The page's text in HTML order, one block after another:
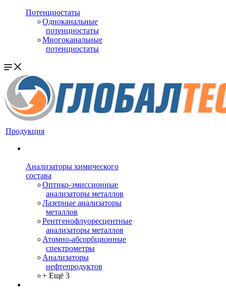
Потенциостаты
Одноканальные
потенциостаты
Многоканальные
потенциостаты
Продукция
Анализаторы химического
состава
Оптико-эмиссионные
анализаторы металлов
Лазерные анализаторы
металлов
Рентгенофлуоресцентные
анализаторы металлов
Атомно-абсорбционные
спектрометры
Анализаторы
нефтепродуктов
+ Ещё 3